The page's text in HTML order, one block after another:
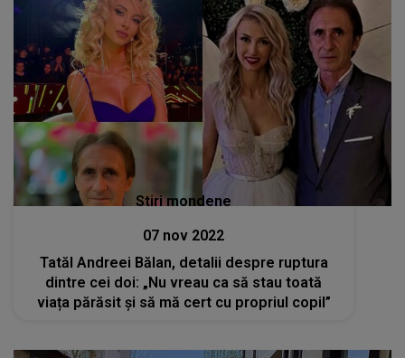
Stiri mondene
07 nov 2022
Tatăl Andreei Bălan, detalii despre ruptura
dintre cei doi: „Nu vreau ca să stau toată
viața părăsit și să mă cert cu propriul copil”